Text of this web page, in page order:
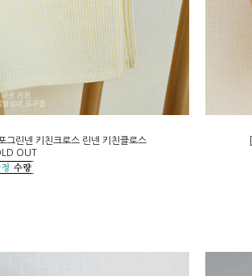
린넨 키친크로스 린넨 키친클로스
OUT